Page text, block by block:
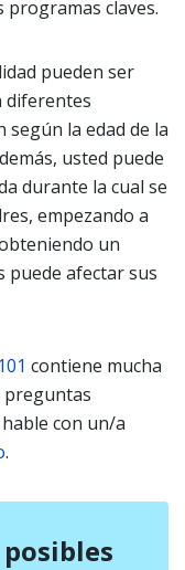
claves.
pueden ser
diferentes
la edad de la
usted puede
durante la cual se
empezando a
un
puede afectar sus
contiene mucha
preguntas
con un/a
.